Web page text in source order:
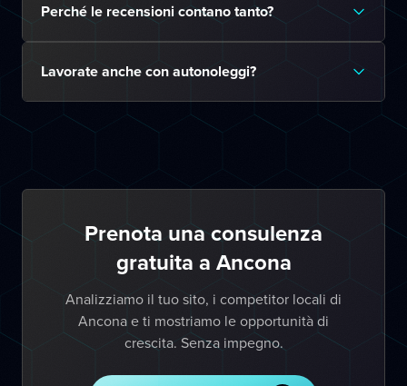
Perché le recensioni contano tanto?
Lavorate anche con autonoleggi?
Prenota una consulenza
gratuita a Ancona
Analizziamo il tuo sito, i competitor locali di
Ancona e ti mostriamo le opportunità di
crescita. Senza impegno.